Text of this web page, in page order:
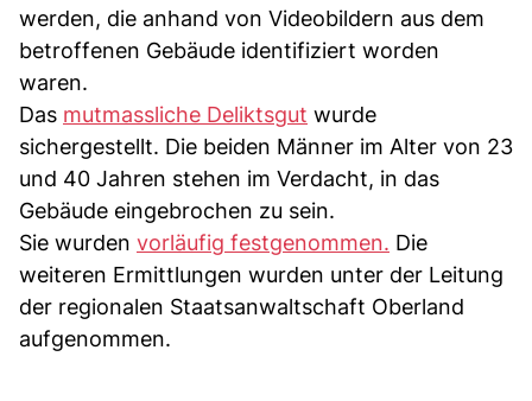
werden, die anhand von Videobildern aus dem
betroffenen Gebäude identifiziert worden
waren.
Das mutmassliche Deliktsgut wurde
sichergestellt. Die beiden Männer im Alter von 23
und 40 Jahren stehen im Verdacht, in das
Gebäude eingebrochen zu sein.
Sie wurden vorläufig festgenommen. Die
weiteren Ermittlungen wurden unter der Leitung
der regionalen Staatsanwaltschaft Oberland
aufgenommen.